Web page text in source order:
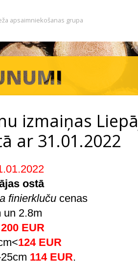
apsaimniekošanas grupa
izmaiņas
ar 31.01.2022
ostā
finierkluču cenas
un 2.8m
200 EUR
124 EUR
114 EUR.